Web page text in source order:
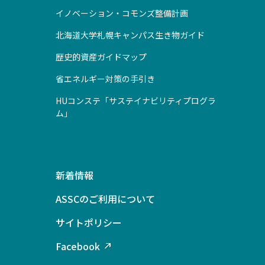
イノベーション・コモンズ整備計画
北海道大学札幌キャンパス生き物ガイド
歴史的資産ガイドマップ
省エネルギー対策の手引き
HUコンステ「サステイナビリティプログラ
ム」
新着情報
ASSCのご利用について
サイトポリシー
Facebook